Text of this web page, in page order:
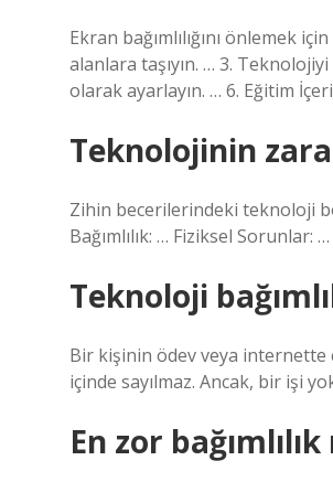
Ekran bağımlılığını önlemek
alanlara taşıyın. … 3.
olarak ayarlayın. … 6. Eğitim
Teknolojinin
Zihin becerilerindeki teknoloji
Bağımlılık: … Fiziksel Sorunlar:
Teknoloji
Bir kişinin ödev veya internette
içinde sayılmaz. Ancak, bir işi
En zor